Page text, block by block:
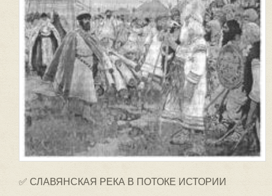
✅ СЛАВЯНСКАЯ РЕКА В ПОТОКЕ ИСТОРИИ